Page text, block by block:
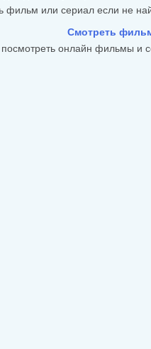
фильм или сериал если не
Смотреть
онлайн фильмы и